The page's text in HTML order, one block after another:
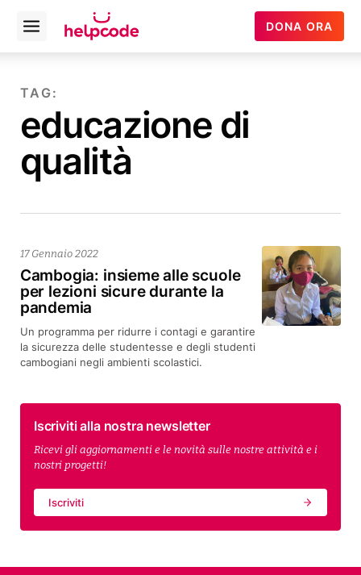
contenuto
Helpcode
Italia
Open
menu
DONA ORA
TAG:
educazione di
qualità
Cambogia: insieme alle scuole
per lezioni sicure durante la
pandemia
17 Gennaio 2022
Un programma per ridurre i contagi e garantire
la sicurezza delle studentesse e degli studenti
cambogiani negli ambienti scolastici.
Iscriviti alla nostra newsletter
Ricevi gli aggiornamenti e le novità sulle nostre attività e i
nostri progetti!
Iscriviti